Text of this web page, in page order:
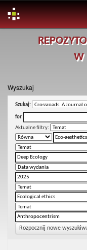
W
Wyszukaj
Szukaj:
for
Aktualne filtry:
Rozpocznij nowe